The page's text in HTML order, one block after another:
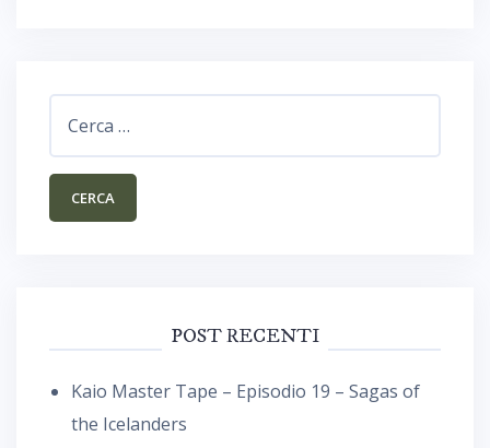
POST RECENTI
Kaio Master Tape – Episodio 19 – Sagas of
the Icelanders